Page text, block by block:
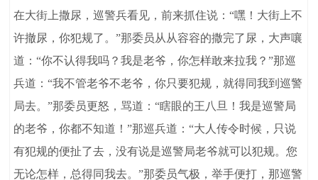
在大街上撒尿，巡警兵看见，前来抓住说：“嘿！大街上不
许撤尿，你犯规了。”那委员从从容容的撒完了尿，大声嚷
道：“你不认得我吗？我是老爷，你怎样敢来拉我？”那巡
兵道：“我不管老爷不老爷，你只要犯规，就得同我到巡警
局去。”那委员更怒，骂道：“瞎眼的王八旦！我是巡警局
的老爷，你都不知道！”那巡兵道：“大人传令时候，只说
有犯规的便扯了去，没有说是巡警局老爷就可以犯规。您
无论怎样，总得同我去。”那委员气极，举手便打，那巡警